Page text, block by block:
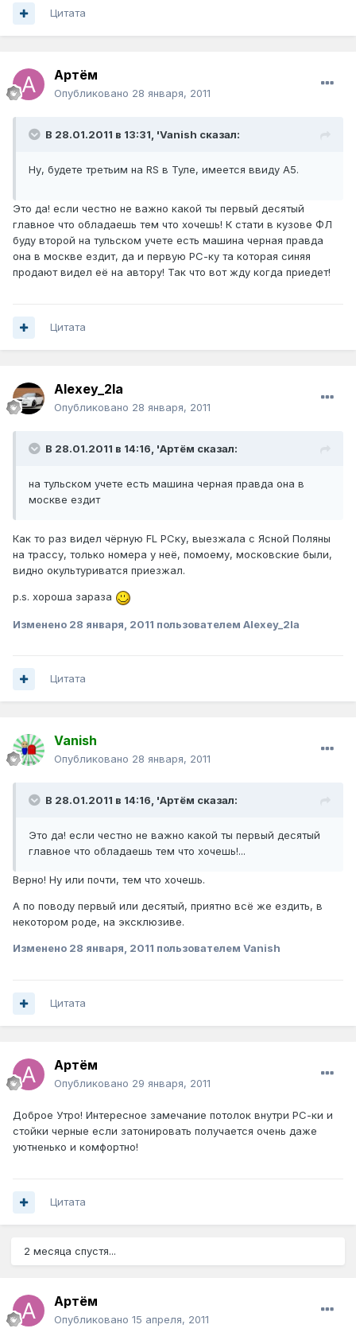
Цитата
Артём
Опубликовано 28 января, 2011
В 28.01.2011 в 13:31, 'Vanish сказал:
Ну, будете третьим на RS в Туле, имеется ввиду А5.
Это да! если честно не важно какой ты первый десятый
главное что обладаешь тем что хочешь! К стати в кузове ФЛ
буду второй на тульском учете есть машина черная правда
она в москве ездит, да и первую РС-ку та которая синяя
продают видел её на автору! Так что вот жду когда приедет!
Цитата
Alexey_2la
Опубликовано 28 января, 2011
В 28.01.2011 в 14:16, 'Артём сказал:
на тульском учете есть машина черная правда она в
москве ездит
Как то раз видел чёрную FL РCку, выезжала с Ясной Поляны
на трассу, только номера у неё, помоему, московские были,
видно окультуриватся приезжал.
p.s. хороша зараза
Изменено 28 января, 2011 пользователем Alexey_2la
Цитата
Vanish
Опубликовано 28 января, 2011
В 28.01.2011 в 14:16, 'Артём сказал:
Это да! если честно не важно какой ты первый десятый
главное что обладаешь тем что хочешь!...
Верно! Ну или почти, тем что хочешь.
А по поводу первый или десятый, приятно всё же ездить, в
некотором роде, на эксклюзиве.
Изменено 28 января, 2011 пользователем Vanish
Цитата
Артём
Опубликовано 29 января, 2011
Доброе Утро! Интересное замечание потолок внутри РС-ки и
стойки черные если затонировать получается очень даже
уютненько и комфортно!
Цитата
2 месяца спустя...
Артём
Опубликовано 15 апреля, 2011